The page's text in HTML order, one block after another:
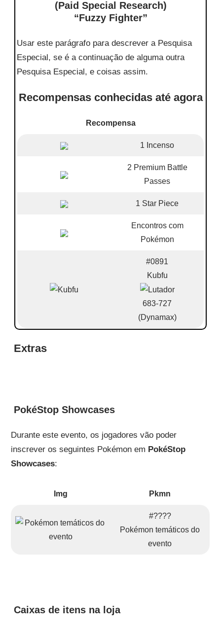
(Paid Special Research)
“Fuzzy Fighter”
Usar este parágrafo para descrever a Pesquisa
Especial, se é a continuação de alguma outra
Pesquisa Especial, e coisas assim.
Recompensas conhecidas até agora
Recompensa
1 Incenso
2 Premium Battle
Passes
1 Star Piece
Encontros com
Pokémon
#0891
Kubfu
683-727
(Dynamax)
Extras
PokéStop Showcases
Durante este evento, os jogadores vão poder
inscrever os seguintes Pokémon em PokéStop
Showcases:
Img Pkmn
#????
Pokémon temáticos do
evento
Caixas de itens na loja